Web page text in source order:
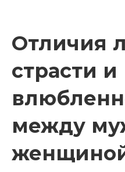
Отличия
страсти и
между